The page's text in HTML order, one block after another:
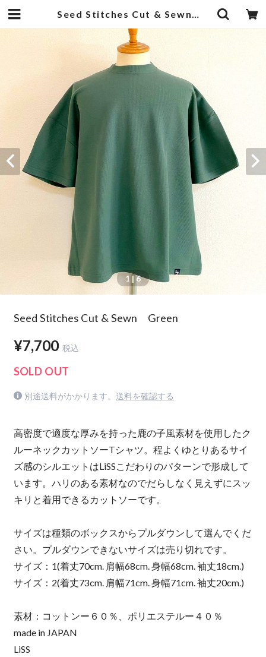
Seed Stitches Cut & Sewn Green | 武蔵小杉のセレクトショップ【ナクール】-nakool-
1 | 6
Seed Stitches Cut & Sewn Green
¥7,700 税込
SOLD OUT
別途送料がかかります。 送料を確認する
高密度で適度な厚みを持った鹿の子風素材を使用したク
ルーネックカットソーTシャツ。程よくゆとりあるサイ
ズ感のシルエットはLiSSこだわりのパターンで形成して
います。ハリのある素材なのでだらしなく見えずにスッ
キリと着用できるカットソーです。
サイズは種類のボックスからプルダウンして選んでくだ
さい。プルダウンできないサイズは売り切れです。
サイズ：1(着丈70cm. 肩幅68cm. 身幅68cm. 袖丈18cm.)
サイズ：2(着丈73cm. 肩幅71cm. 身幅71cm. 袖丈20cm.)
素材：コットンー６０％、ポリエステルー４０％
made in JAPAN
LiSS